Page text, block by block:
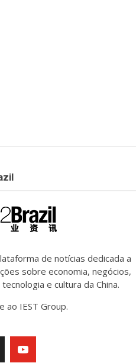
de notícias dedicada a
sobre economia, negócios,
e cultura da China.
ao IEST Group.